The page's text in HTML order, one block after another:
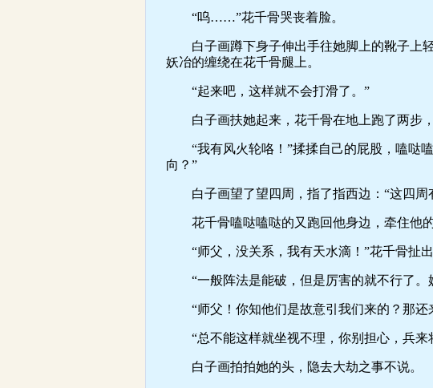
“呜……”花千骨哭丧着脸。
白子画蹲下身子伸出手往她脚上的靴子上轻
妖冶的缠绕在花千骨腿上。
“起来吧，这样就不会打滑了。”
白子画扶她起来，花千骨在地上跑了两步，
“我有风火轮咯！”揉揉自己的屁股，嗑哒嗑
向？”
白子画望了望四周，指了指西边：“这四周
花千骨嗑哒嗑哒的又跑回他身边，牵住他的
“师父，没关系，我有天水滴！”花千骨扯出
“一般阵法是能破，但是厉害的就不行了。
“师父！你知他们是故意引我们来的？那还
“总不能这样就坐视不理，你别担心，兵来
白子画拍拍她的头，隐去大劫之事不说。